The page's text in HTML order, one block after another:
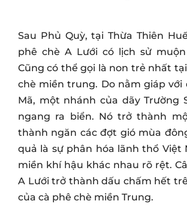
Sau Phủ Quỳ, tại Thừa Thiên
phê chè A Lưới có lịch sử
Cũng có thể gọi là non trẻ nhất
chè miền trung. Do nằm giáp với
Mã, một nhánh của dãy Trường
ngang ra biển. Nó trở thành
thành ngăn các đợt gió mùa
quả là sự phân hóa lãnh thổ Việt
miền khí hậu khác nhau rõ rệt.
A Lưới trở thành dấu chấm hết
của cà phê chè miền Trung.